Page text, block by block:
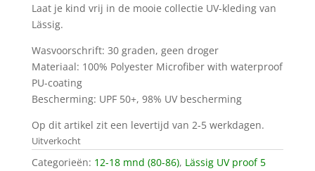
Laat je kind vrij in de mooie collectie UV-kleding van
Lässig.
Wasvoorschrift: 30 graden, geen droger
Materiaal: 100% Polyester Microfiber with waterproof
PU-coating
Bescherming: UPF 50+, 98% UV bescherming
Op dit artikel zit een levertijd van 2-5 werkdagen.
Uitverkocht
Categorieën: 12-18 mnd (80-86), Lässig UV proof 5